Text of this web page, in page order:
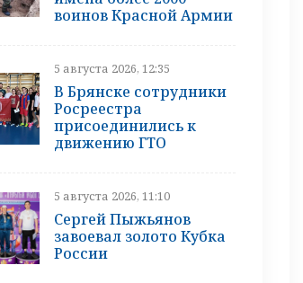
воинов Красной Армии
5 августа 2026, 12:35
В Брянске сотрудники
Росреестра
присоединились к
движению ГТО
5 августа 2026, 11:10
Сергей Пыжьянов
завоевал золото Кубка
России